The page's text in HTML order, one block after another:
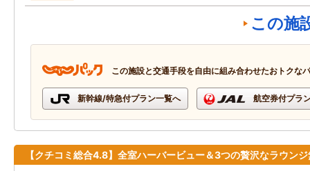
この施
この施設と交通手段を自由に組み合わせたおトクな
新幹線/特急付プラン一覧へ 航空券付プラ
【クチコミ総合4.8】全室ハーバービュー＆3つの贅沢なラウン